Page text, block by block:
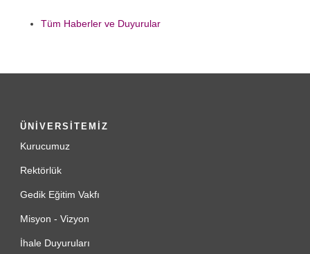
Tüm Haberler ve Duyurular
ÜNİVERSİTEMİZ
Kurucumuz
Rektörlük
Gedik Eğitim Vakfı
Misyon - Vizyon
İhale Duyuruları